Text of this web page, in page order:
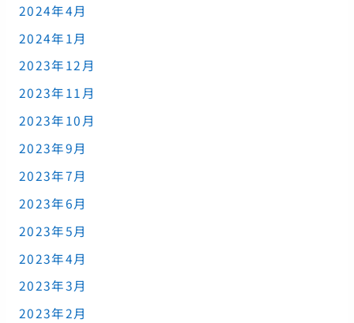
2024年4月
2024年1月
2023年12月
2023年11月
2023年10月
2023年9月
2023年7月
2023年6月
2023年5月
2023年4月
2023年3月
2023年2月